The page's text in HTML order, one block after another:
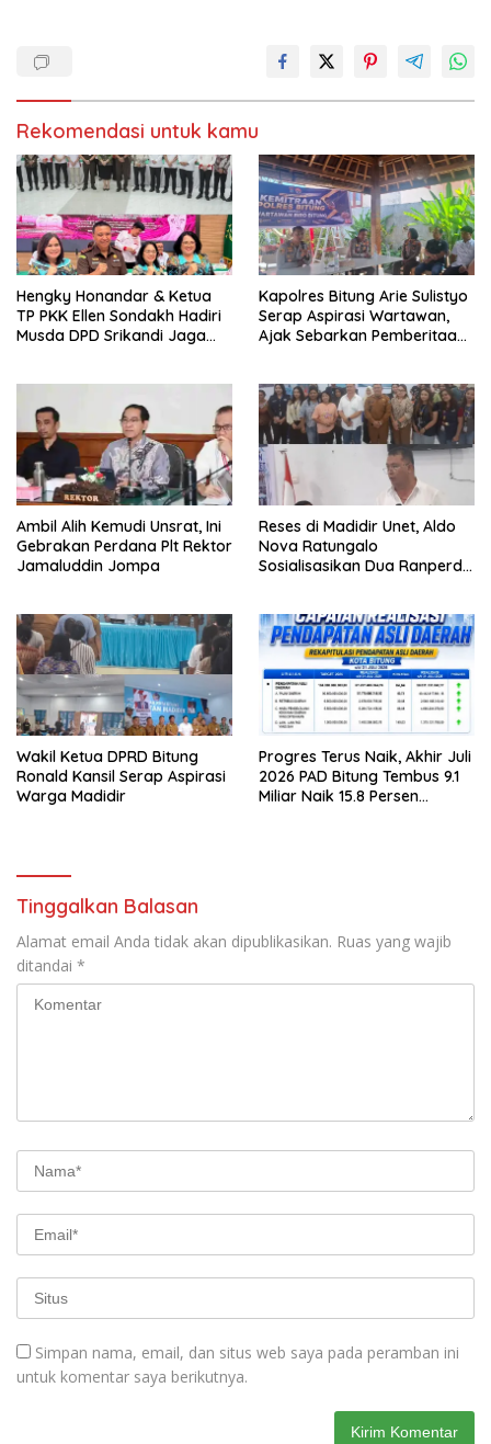
l
y
n
g
b
r
u
)
d
l
y
a
n
b
a
r
u
)
Rekomendasi untuk kamu
Hengky Honandar & Ketua
TP PKK Ellen Sondakh Hadiri
Musda DPD Srikandi Jaga
Kapolres Bitung Arie Sulistyo
Serap Aspirasi Wartawan,
Ajak Sebarkan Pemberitaan
Ambil Alih Kemudi Unsrat, Ini
Gebrakan Perdana Plt Rektor
Jamaluddin Jompa
Reses di Madidir Unet, Aldo
Nova Ratungalo
Sosialisasikan Dua Ranperda
Wakil Ketua DPRD Bitung
Ronald Kansil Serap Aspirasi
Warga Madidir
Progres Terus Naik, Akhir Juli
2026 PAD Bitung Tembus 9.1
Miliar Naik 15.8 Persen
Tinggalkan Balasan
Alamat email Anda tidak akan dipublikasikan. Ruas yang wajib
ditandai *
Simpan nama, email, dan situs web saya pada peramban ini
untuk komentar saya berikutnya.